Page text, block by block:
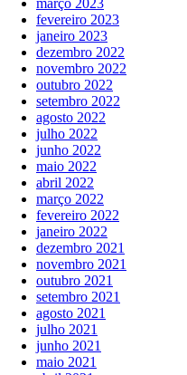
fevereiro 2023
janeiro 2023
dezembro 2022
novembro 2022
outubro 2022
setembro 2022
agosto 2022
julho 2022
junho 2022
maio 2022
abril 2022
março 2022
fevereiro 2022
janeiro 2022
dezembro 2021
novembro 2021
outubro 2021
setembro 2021
agosto 2021
julho 2021
junho 2021
maio 2021